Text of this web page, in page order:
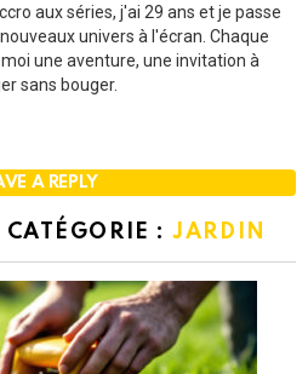
aux séries, j'ai 29 ans et je passe
univers à l'écran. Chaque
une aventure, une invitation à
sans bouger.
A REPLY
CATÉGORIE :JARDIN